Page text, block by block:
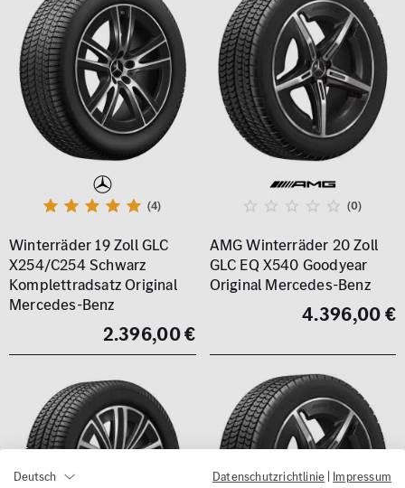
(4)
Winterräder 19 Zoll GLC
X254/C254 Schwarz
Komplettradsatz Original
Mercedes-Benz
2.396,00 €
(0)
AMG Winterräder 20 Zoll
GLC EQ X540 Goodyear
Original Mercedes-Benz
4.396,00 €
Deutsch Datenschutzrichtlinie | Impressum